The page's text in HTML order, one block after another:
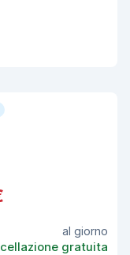
al giorno
gratuita